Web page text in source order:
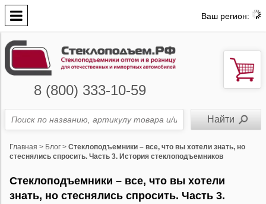
Ваш регион:
8 (800) 333-10-59
Главная > Блог > Стеклоподъемники – все, что вы хотели знать, но
стеснялись спросить. Часть 3. История стеклоподъемников
Стеклоподъемники – все, что вы хотели
знать, но стеснялись спросить. Часть 3.